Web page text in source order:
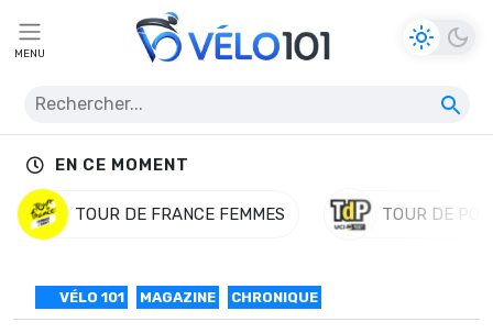
MENU
EN CE MOMENT
TOUR DE FRANCE FEMMES TOUR DE
VÉLO 101 MAGAZINE CHRONIQUE